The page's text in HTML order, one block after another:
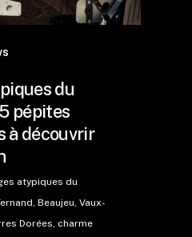
du
pépites
à découvrir
atypiques du
Beaujeu, Vaux-
Dorées, charme